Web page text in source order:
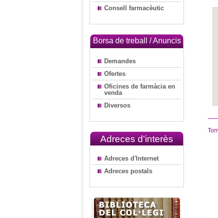
Consell farmacèutic
Borsa de treball / Anuncis
Demandes
Ofertes
Oficines de farmàcia en
venda
Diversos
Adreces d'interès
Adreces d'Internet
Adreces postals